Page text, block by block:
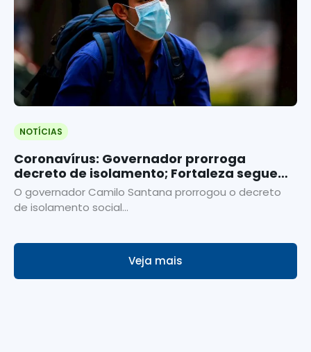
NOTÍCIAS
Coronavírus: Governador prorroga
decreto de isolamento; Fortaleza segue
em lockdown até final do mês
O governador Camilo Santana prorrogou o decreto
de isolamento social...
Veja mais